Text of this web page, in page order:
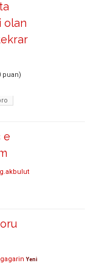
olan
puan)
e
gagarin Yeni